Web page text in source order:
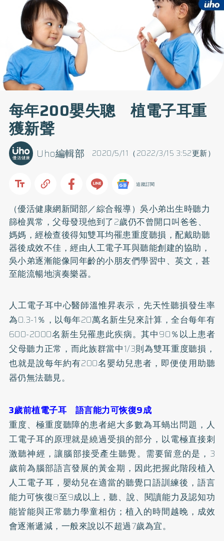
每年200嬰失聰 植電子耳重
獲新聲
2020/5/11（2022/3/15 3:52更新）
Uho編輯部
追蹤訂閱
（優活健康網新聞部／綜合報導）吳小弟出生時聽力
篩檢異常，父母發現他到了2歲仍不曾開口叫爸爸、
媽媽，經檢查後得知雙耳均罹患重度聽損，配戴助聽
器後成效不佳，經由人工電子耳與聽能創建的協助，
吳小弟逐漸能像同年齡的小朋友們學習中、英文，甚
至能流暢地演奏樂器。
人工電子耳中心醫師溫惟昇表示，先天性聽損發生率
為0.3-1％，以每年20萬名新生兒來計算，全台每年有
600-2000名新生兒罹患此疾病。其中90％以上患者
父母聽力正常，而此族群當中1/3則為雙耳重度聽損，
也就是說每年約有200名嬰幼兒患者，即便使用助聽
器仍無法聽見。
3歲前植電子耳 語言能力可恢復9成
重度、極重度聽障的患者絕大多數為耳蝸出問題，人
工電子耳的原理就是繞過受損的部分，以電極直接刺
激聽神經，讓腦部接受產生聽覺。需要留意的是，3
歲前為腦部語言發展的黃金期，因此把握此階段植入
人工電子耳，嬰幼兒在適當的聽覺口語訓練後，語言
能力可恢復8至9成以上，聽、說、閱讀能力及認知功
能皆能與正常聽力學童相仿；植入的時間越晚，成效
會逐漸遞減，一般來說以不超過7歲為宜。